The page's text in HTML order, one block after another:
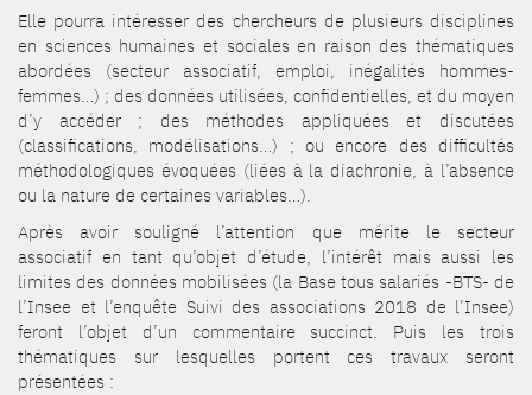
Elle pourra intéresser des chercheurs de plusieurs disciplines
en sciences humaines et sociales en raison des thématiques
abordées (secteur associatif, emploi, inégalités hommes-
femmes…) ; des données utilisées, confidentielles, et du moyen
d’y accéder ; des méthodes appliquées et discutées
(classifications, modélisations…) ; ou encore des difficultés
méthodologiques évoquées (liées à la diachronie, à l’absence
ou la nature de certaines variables…).
Après avoir souligné l’attention que mérite le secteur
associatif en tant qu’objet d’étude, l’intérêt mais aussi les
limites des données mobilisées (la Base tous salariés -BTS- de
l’Insee et l’enquête Suivi des associations 2018 de l’Insee)
feront l’objet d’un commentaire succinct. Puis les trois
thématiques sur lesquelles portent ces travaux seront
présentées :